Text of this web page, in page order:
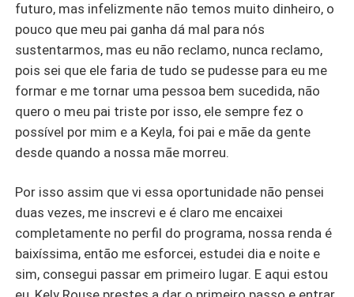
futuro, mas infelizmente não temos muito dinheiro, o
pouco que meu pai ganha dá mal para nós
sustentarmos, mas eu não reclamo, nunca reclamo,
pois sei que ele faria de tudo se pudesse para eu me
formar e me tornar uma pessoa bem sucedida, não
quero o meu pai triste por isso, ele sempre fez o
possível por mim e a Keyla, foi pai e mãe da gente
desde quando a nossa mãe morreu.
Por isso assim que vi essa oportunidade não pensei
duas vezes, me inscrevi e é claro me encaixei
completamente no perfil do programa, nossa renda é
baixíssima, então me esforcei, estudei dia e noite e
sim, consegui passar em primeiro lugar. E aqui estou